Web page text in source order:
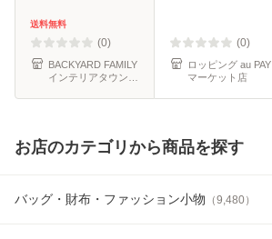
ダーバック 斜めが
けバッグ ハリポタ
グッズ レ
送料無料
(0)
BACKYARD FAMILY
インテリアタウン
店
点セット じゅん散
歩 テレビ朝日 ロ
(0)
ロッピング au PAY
マーケット店
お店のカテゴリから商品を探す
バッグ・財布・ファッション小物 （9,480）